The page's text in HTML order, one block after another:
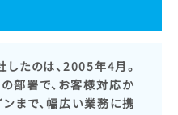
たのは、2005年4月。
部署で、お客様対応か
まで、幅広い業務に携